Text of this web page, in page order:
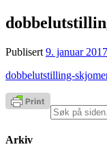
Publisert 9. januar 2017
dobbelutstilling-
Søk
etter:
Arkiv